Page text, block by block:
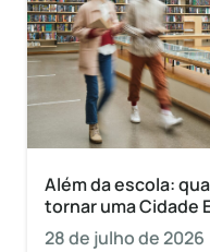
Além da escola:
tornar uma Cidade
28 de julho de 2026